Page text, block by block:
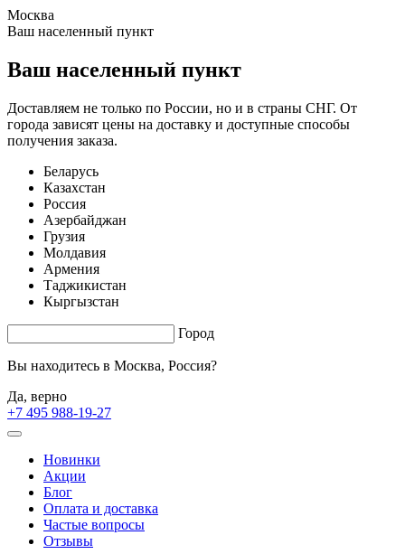
Москва
Ваш населенный пункт
Ваш населенный пункт
Доставляем не только по России, но и в страны СНГ. От
города зависят цены на доставку и доступные способы
получения заказа.
Беларусь
Казахстан
Россия
Азербайджан
Грузия
Молдавия
Армения
Таджикистан
Кыргызстан
Город
Вы находитесь в Москва, Россия?
Да, верно
+7 495 988-19-27
Новинки
Акции
Блог
Оплата и доставка
Частые вопросы
Отзывы